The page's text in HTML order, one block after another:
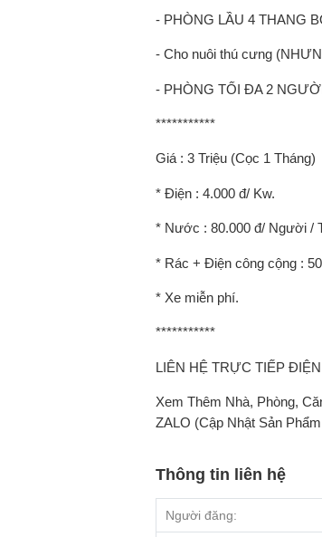
- PHÒNG LẦU 4 THANG
- Cho nuôi thú cưng
- PHÒNG TỐI ĐA 2
***********
Giá : 3 Triệu (Cọc 1 Tháng)
* Điện : 4.000 đ/ Kw.
* Nước : 80.000 đ/ Người /
* Rác + Điện công cộng :
* Xe miễn phí.
***********
LIÊN HỆ TRỰC TIẾP
Xem Thêm Nhà, Phòng,
ZALO (Cập Nhật Sản
Thông tin liên hệ
Người đăng: